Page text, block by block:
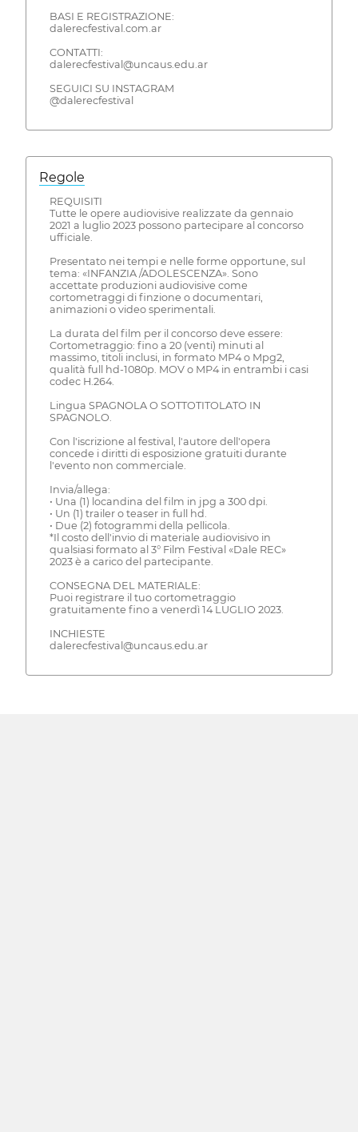
BASI E REGISTRAZIONE:
dalerecfestival.com.ar
CONTATTI:
dalerecfestival@uncaus.edu.ar
SEGUICI SU INSTAGRAM
@dalerecfestival
Regole
REQUISITI
Tutte le opere audiovisive realizzate da gennaio
2021 a luglio 2023 possono partecipare al concorso
ufficiale.
Presentato nei tempi e nelle forme opportune, sul
tema: «INFANZIA /ADOLESCENZA». Sono
accettate produzioni audiovisive come
cortometraggi di finzione o documentari,
animazioni o video sperimentali.
La durata del film per il concorso deve essere:
Cortometraggio: fino a 20 (venti) minuti al
massimo, titoli inclusi, in formato MP4 o Mpg2,
qualità full hd-1080p. MOV o MP4 in entrambi i casi
codec H.264.
Lingua SPAGNOLA O SOTTOTITOLATO IN
SPAGNOLO.
Con l'iscrizione al festival, l'autore dell'opera
concede i diritti di esposizione gratuiti durante
l'evento non commerciale.
Invia/allega:
• Una (1) locandina del film in jpg a 300 dpi.
• Un (1) trailer o teaser in full hd.
• Due (2) fotogrammi della pellicola.
*Il costo dell'invio di materiale audiovisivo in
qualsiasi formato al 3° Film Festival «Dale REC»
2023 è a carico del partecipante.
CONSEGNA DEL MATERIALE:
Puoi registrare il tuo cortometraggio
gratuitamente fino a venerdì 14 LUGLIO 2023.
INCHIESTE
dalerecfestival@uncaus.edu.ar